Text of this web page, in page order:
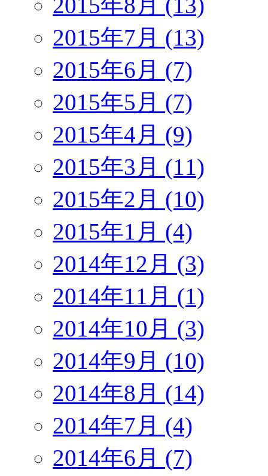
2015年7月 (13)
2015年6月 (7)
2015年5月 (7)
2015年4月 (9)
2015年3月 (11)
2015年2月 (10)
2015年1月 (4)
2014年12月 (3)
2014年11月 (1)
2014年10月 (3)
2014年9月 (10)
2014年8月 (14)
2014年7月 (4)
2014年6月 (7)